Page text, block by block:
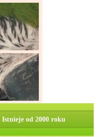
Istnieje od 2000 roku